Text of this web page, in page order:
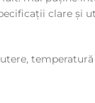
clare și